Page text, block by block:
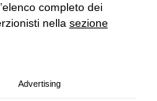
completo dei
nella sezione
Advertising